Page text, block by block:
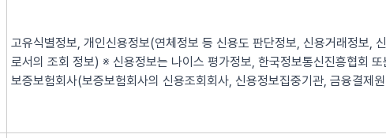
고유식별정보, 개인신용정보(연체정보 등 신용도 판단정보, 신용거래정보,
로서의 조회 정보) ※ 신용정보는 나이스 평가정보, 한국정보통신진흥협회
보증보험회사(보증보험회사의 신용조회회사, 신용정보집중기관, 금융결제